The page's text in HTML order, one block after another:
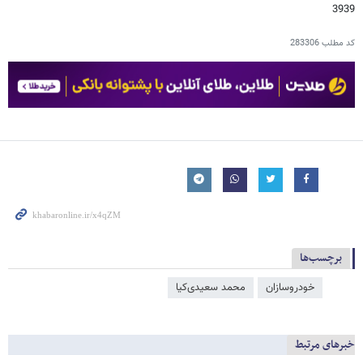
3939
کد مطلب283306
برچسب‌ها
خودروسازان محمد سعیدی‌کیا
خبرهای مرتبط